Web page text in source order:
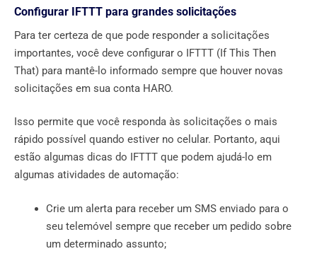
Configurar IFTTT para grandes solicitações
Para ter certeza de que pode responder a solicitações
importantes, você deve configurar o IFTTT (If This Then
That) para mantê-lo informado sempre que houver novas
solicitações em sua conta HARO.
Isso permite que você responda às solicitações o mais
rápido possível quando estiver no celular. Portanto, aqui
estão algumas dicas do IFTTT que podem ajudá-lo em
algumas atividades de automação:
Crie um alerta para receber um SMS enviado para o
seu telemóvel sempre que receber um pedido sobre
um determinado assunto;